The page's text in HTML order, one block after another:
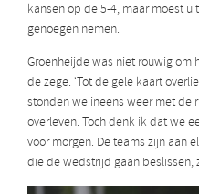
kansen op de 5-4, maar moest
genoegen nemen.
Groenheijde was niet rouwig
de zege. ‘Tot de gele kaart
stonden we ineens weer met de
overleven. Toch denk ik dat we
voor morgen. De teams zijn aan
die de wedstrijd gaan beslissen,